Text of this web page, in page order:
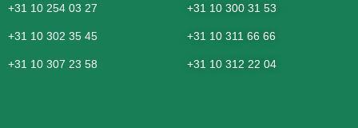
+31 10 254 03 27
+31 10 302 35 45
+31 10 307 23 58
+31 10 300 31 53
+31 10 311 66 66
+31 10 312 22 04